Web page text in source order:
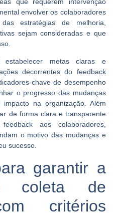
envolver os colaboradores
estratégias de melhoria,
sejam consideradas e que
metas claras e
decorrentes do feedback
chave de desempenho
o progresso das mudanças
na organização. Além
de forma clara e transparente
aos colaboradores,
o motivo das mudanças e
sucesso.
garantir a
coleta de
critérios